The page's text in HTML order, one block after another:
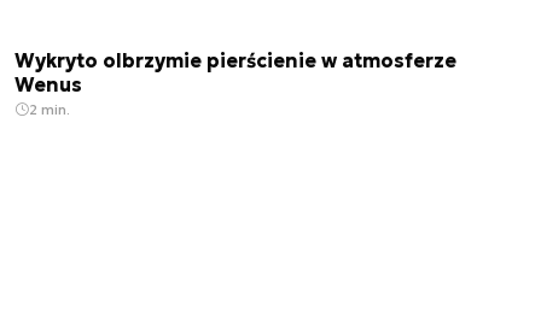
Wykryto olbrzymie pierścienie w atmosferze
Wenus
2 min.